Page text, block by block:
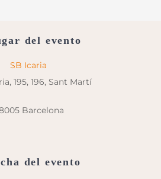
del evento
SB Icaria
195, 196, Sant Martí
Barcelona
del evento